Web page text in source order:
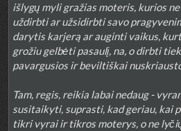
išlygų myli gražias moteris, kurios
uždirbti ar užsidirbti savo
darytis karjerą ar auginti vaikus,
grožiu gelbėti pasaulį, na, o dirbti
pavargusios ir beviltiškai
Tam, regis, reikia labai nedaug -
susitaikyti, suprasti, kad geriau, kai
tikri vyrai ir tikros moterys, o ne